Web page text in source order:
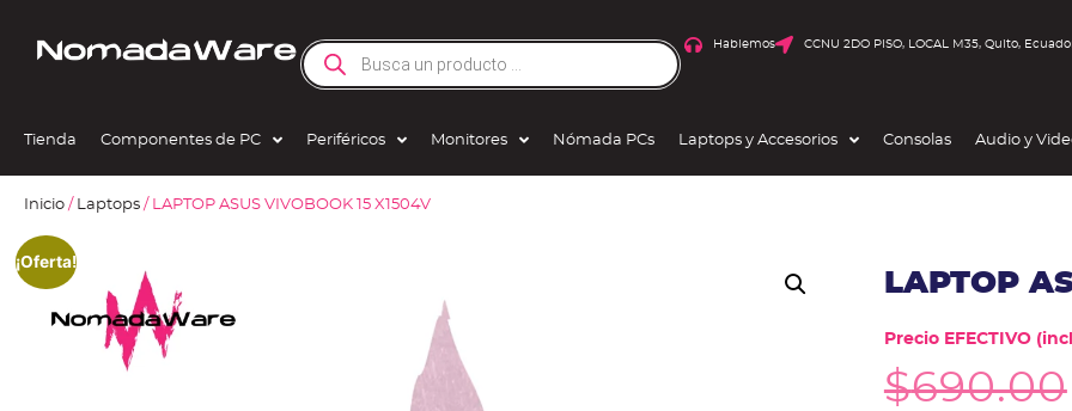
Hablemos CCNU 2DO PISO, LOCAL M35, Quito,
Tienda Componentes de PC Periféricos Monitores Nómada PCs Laptops y Accesorios Consolas Audio y
Inicio / Laptops / LAPTOP ASUS VIVOBOOK 15 X1504V
¡Oferta!
LAPTOP
Precio EFECTIVO
$690.00